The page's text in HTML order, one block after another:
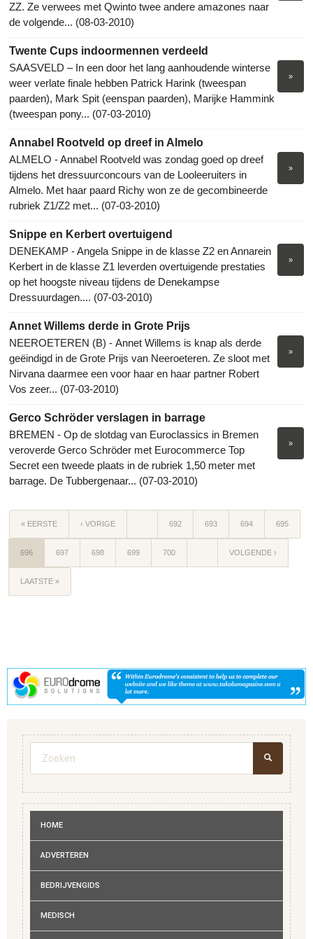
ZZ. Ze verwees met Qwinto twee andere amazones naar
de volgende... (08-03-2010)
Twente Cups indoormennen verdeeld
»
SAASVELD – In een door het lang aanhoudende winterse
weer verlate finale hebben Patrick Harink (tweespan
paarden), Mark Spit (eenspan paarden), Marijke Hammink
(tweespan pony... (07-03-2010)
Annabel Rootveld op dreef in Almelo
»
ALMELO - Annabel Rootveld was zondag goed op dreef
tijdens het dressuurconcours van de Looleeruiters in
Almelo. Met haar paard Richy won ze de gecombineerde
rubriek Z1/Z2 met... (07-03-2010)
Snippe en Kerbert overtuigend
»
DENEKAMP - Angela Snippe in de klasse Z2 en Annarein
Kerbert in de klasse Z1 leverden overtuigende prestaties
op het hoogste niveau tijdens de Denekampse
Dressuurdagen.... (07-03-2010)
Annet Willems derde in Grote Prijs
»
NEEROETEREN (B) - Annet Willems is knap als derde
geëindigd in de Grote Prijs van Neeroeteren. Ze sloot met
Nirvana daarmee een voor haar en haar partner Robert
Vos zeer... (07-03-2010)
Gerco Schröder verslagen in barrage
»
BREMEN - Op de slotdag van Euroclassics in Bremen
veroverde Gerco Schröder met Eurocommerce Top
Secret een tweede plaats in de rubriek 1,50 meter met
barrage. De Tubbergenaar... (07-03-2010)
« EERSTE ‹ VORIGE 692 693 694 695
696 697 698 699 700 VOLGENDE ›
LAATSTE »
Zoekveld
HOME
ADVERTEREN
BEDRIJVENGIDS
MEDISCH